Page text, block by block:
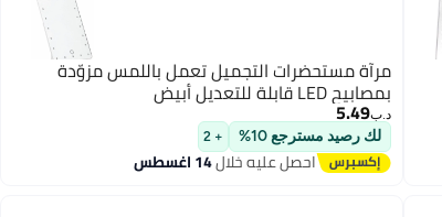
مرآة مستحضرات التجميل تعمل باللمس مزوّدة
بمصابيح LED قابلة للتعديل أبيض
د.ب‏5.49
لك رصيد مسترجع 10% + 2
احصل عليه خلال14 اغسطس